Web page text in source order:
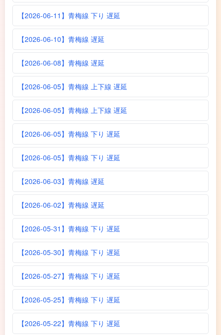
【2026-06-11】青梅線 下り 遅延
【2026-06-10】青梅線 遅延
【2026-06-08】青梅線 遅延
【2026-06-05】青梅線 上下線 遅延
【2026-06-05】青梅線 上下線 遅延
【2026-06-05】青梅線 下り 遅延
【2026-06-05】青梅線 下り 遅延
【2026-06-03】青梅線 遅延
【2026-06-02】青梅線 遅延
【2026-05-31】青梅線 下り 遅延
【2026-05-30】青梅線 下り 遅延
【2026-05-27】青梅線 下り 遅延
【2026-05-25】青梅線 下り 遅延
【2026-05-22】青梅線 下り 遅延